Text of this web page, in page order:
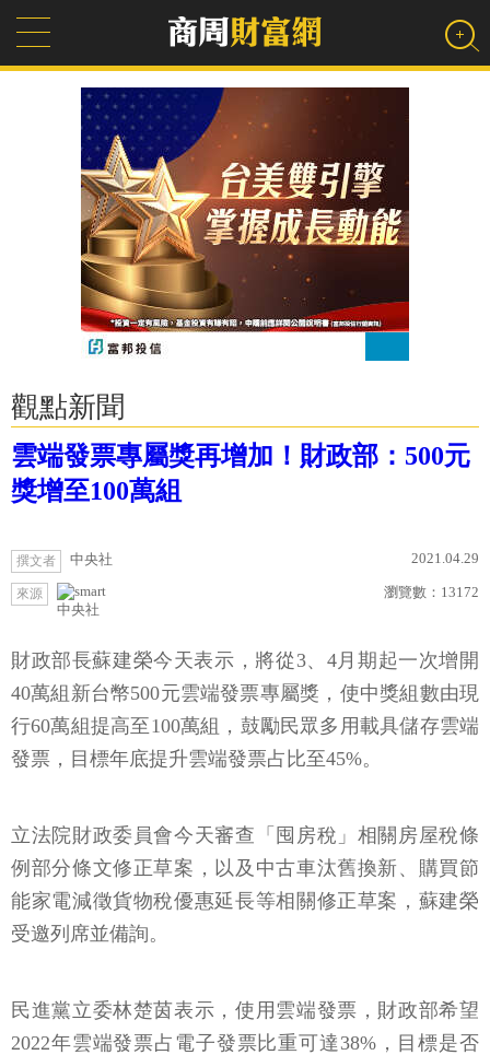
觀點新聞
雲端發票專屬獎再增加！財政部：500元
獎增至100萬組
撰文者 中央社 2021.04.29
來源
中央社
瀏覽數： 13172
財政部長蘇建榮今天表示，將從3、4月期起一次增開
40萬組新台幣500元雲端發票專屬獎，使中獎組數由現
行60萬組提高至100萬組，鼓勵民眾多用載具儲存雲端
發票，目標年底提升雲端發票占比至45%。
立法院財政委員會今天審查「囤房稅」相關房屋稅條
例部分條文修正草案，以及中古車汰舊換新、購買節
能家電減徵貨物稅優惠延長等相關修正草案，蘇建榮
受邀列席並備詢。
民進黨立委林楚茵表示，使用雲端發票，財政部希望
2022年雲端發票占電子發票比重可達38%，目標是否